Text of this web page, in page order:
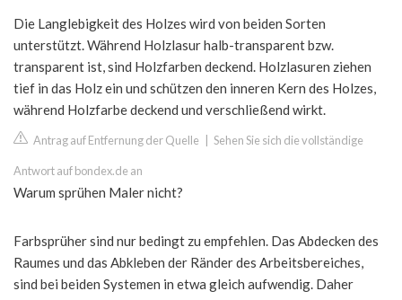
Die Langlebigkeit des Holzes wird von beiden Sorten
unterstützt. Während Holzlasur halb-transparent bzw.
transparent ist, sind Holzfarben deckend. Holzlasuren ziehen
tief in das Holz ein und schützen den inneren Kern des Holzes,
während Holzfarbe deckend und verschließend wirkt.
Antrag auf Entfernung der Quelle Sehen Sie sich die vollständige
Antwort auf bondex.de an
Warum sprühen Maler nicht?
Farbsprüher sind nur bedingt zu empfehlen. Das Abdecken des
Raumes und das Abkleben der Ränder des Arbeitsbereiches,
sind bei beiden Systemen in etwa gleich aufwendig. Daher